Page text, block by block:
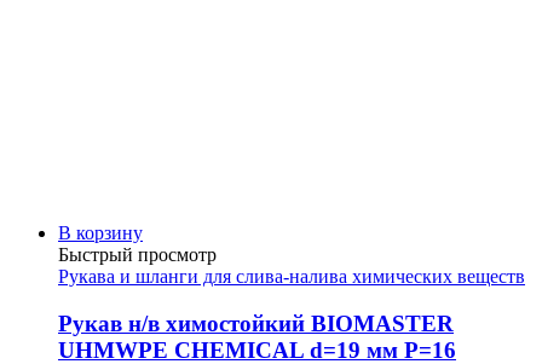
В корзину
Быстрый просмотр
Рукава и шланги для слива-налива химических веществ
Рукав н/в химостойкий BIOMASTER
UHMWPE CHEMICAL d=19 мм P=16